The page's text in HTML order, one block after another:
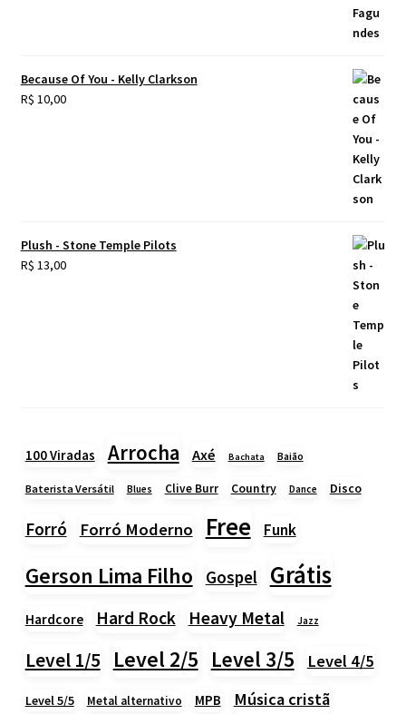
Because Of You - Kelly Clarkson
R$ 10,00
Plush - Stone Temple Pilots
R$ 13,00
100 Viradas Arrocha Axé Bachata Baião
Baterista Versátil Blues Clive Burr Country Dance Disco
Forró Forró Moderno Free Funk
Gerson Lima Filho Gospel Grátis
Hardcore Hard Rock Heavy Metal Jazz
Level 1/5 Level 2/5 Level 3/5 Level 4/5
Level 5/5 Metal alternativo MPB Música cristã